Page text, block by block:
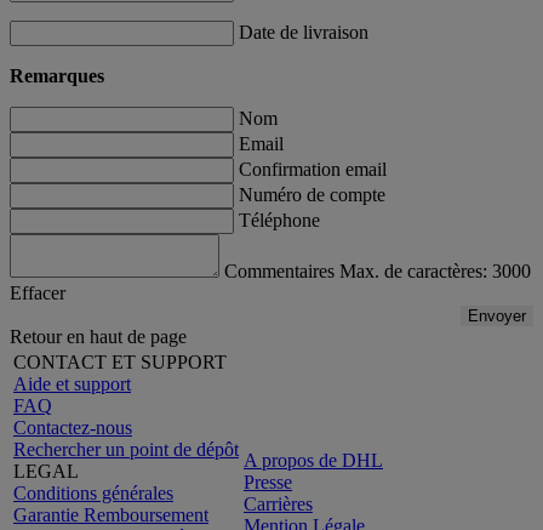
Date de livraison
Remarques
Nom
Email
Confirmation email
Numéro de compte
Téléphone
Commentaires Max. de caractères: 3000
Effacer
Envoyer
Retour en haut de page
CONTACT ET SUPPORT
Aide et support
FAQ
Contactez-nous
Rechercher un point de dépôt
LEGAL
Conditions générales
Garantie Remboursement
A propos de DHL
Presse
Carrières
Mention Légale